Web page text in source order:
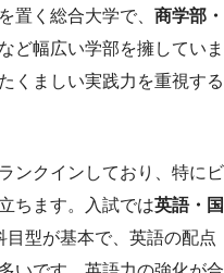
置く総合大学で、 商学部・
など幅広い学部を擁していま
くましい実践力を重視する
ンクインしており、特にビ
ちます。入試では英語・国
目型が基本で、英語の配点